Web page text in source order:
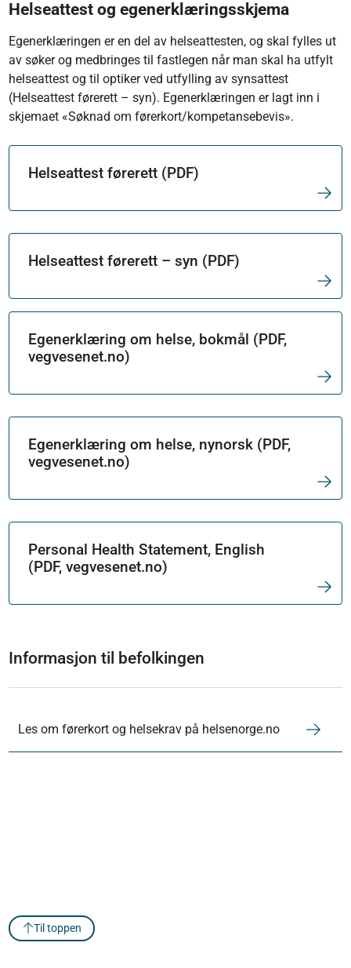
Helseattest og egenerklæringsskjema
Egenerklæringen er en del av helseattesten, og skal fylles ut
av søker og medbringes til fastlegen når man skal ha utfylt
helseattest og til optiker ved utfylling av synsattest
(Helseattest førerett – syn). Egenerklæringen er lagt inn i
skjemaet «Søknad om førerkort/kompetansebevis».
Helseattest førerett (PDF)
Helseattest førerett – syn (PDF)
Egenerklæring om helse, bokmål (PDF,
vegvesenet.no)
Egenerklæring om helse, nynorsk (PDF,
vegvesenet.no)
Personal Health Statement, English
(PDF, vegvesenet.no)
Informasjon til befolkingen
Les om førerkort og helsekrav på helsenorge.no
Til toppen